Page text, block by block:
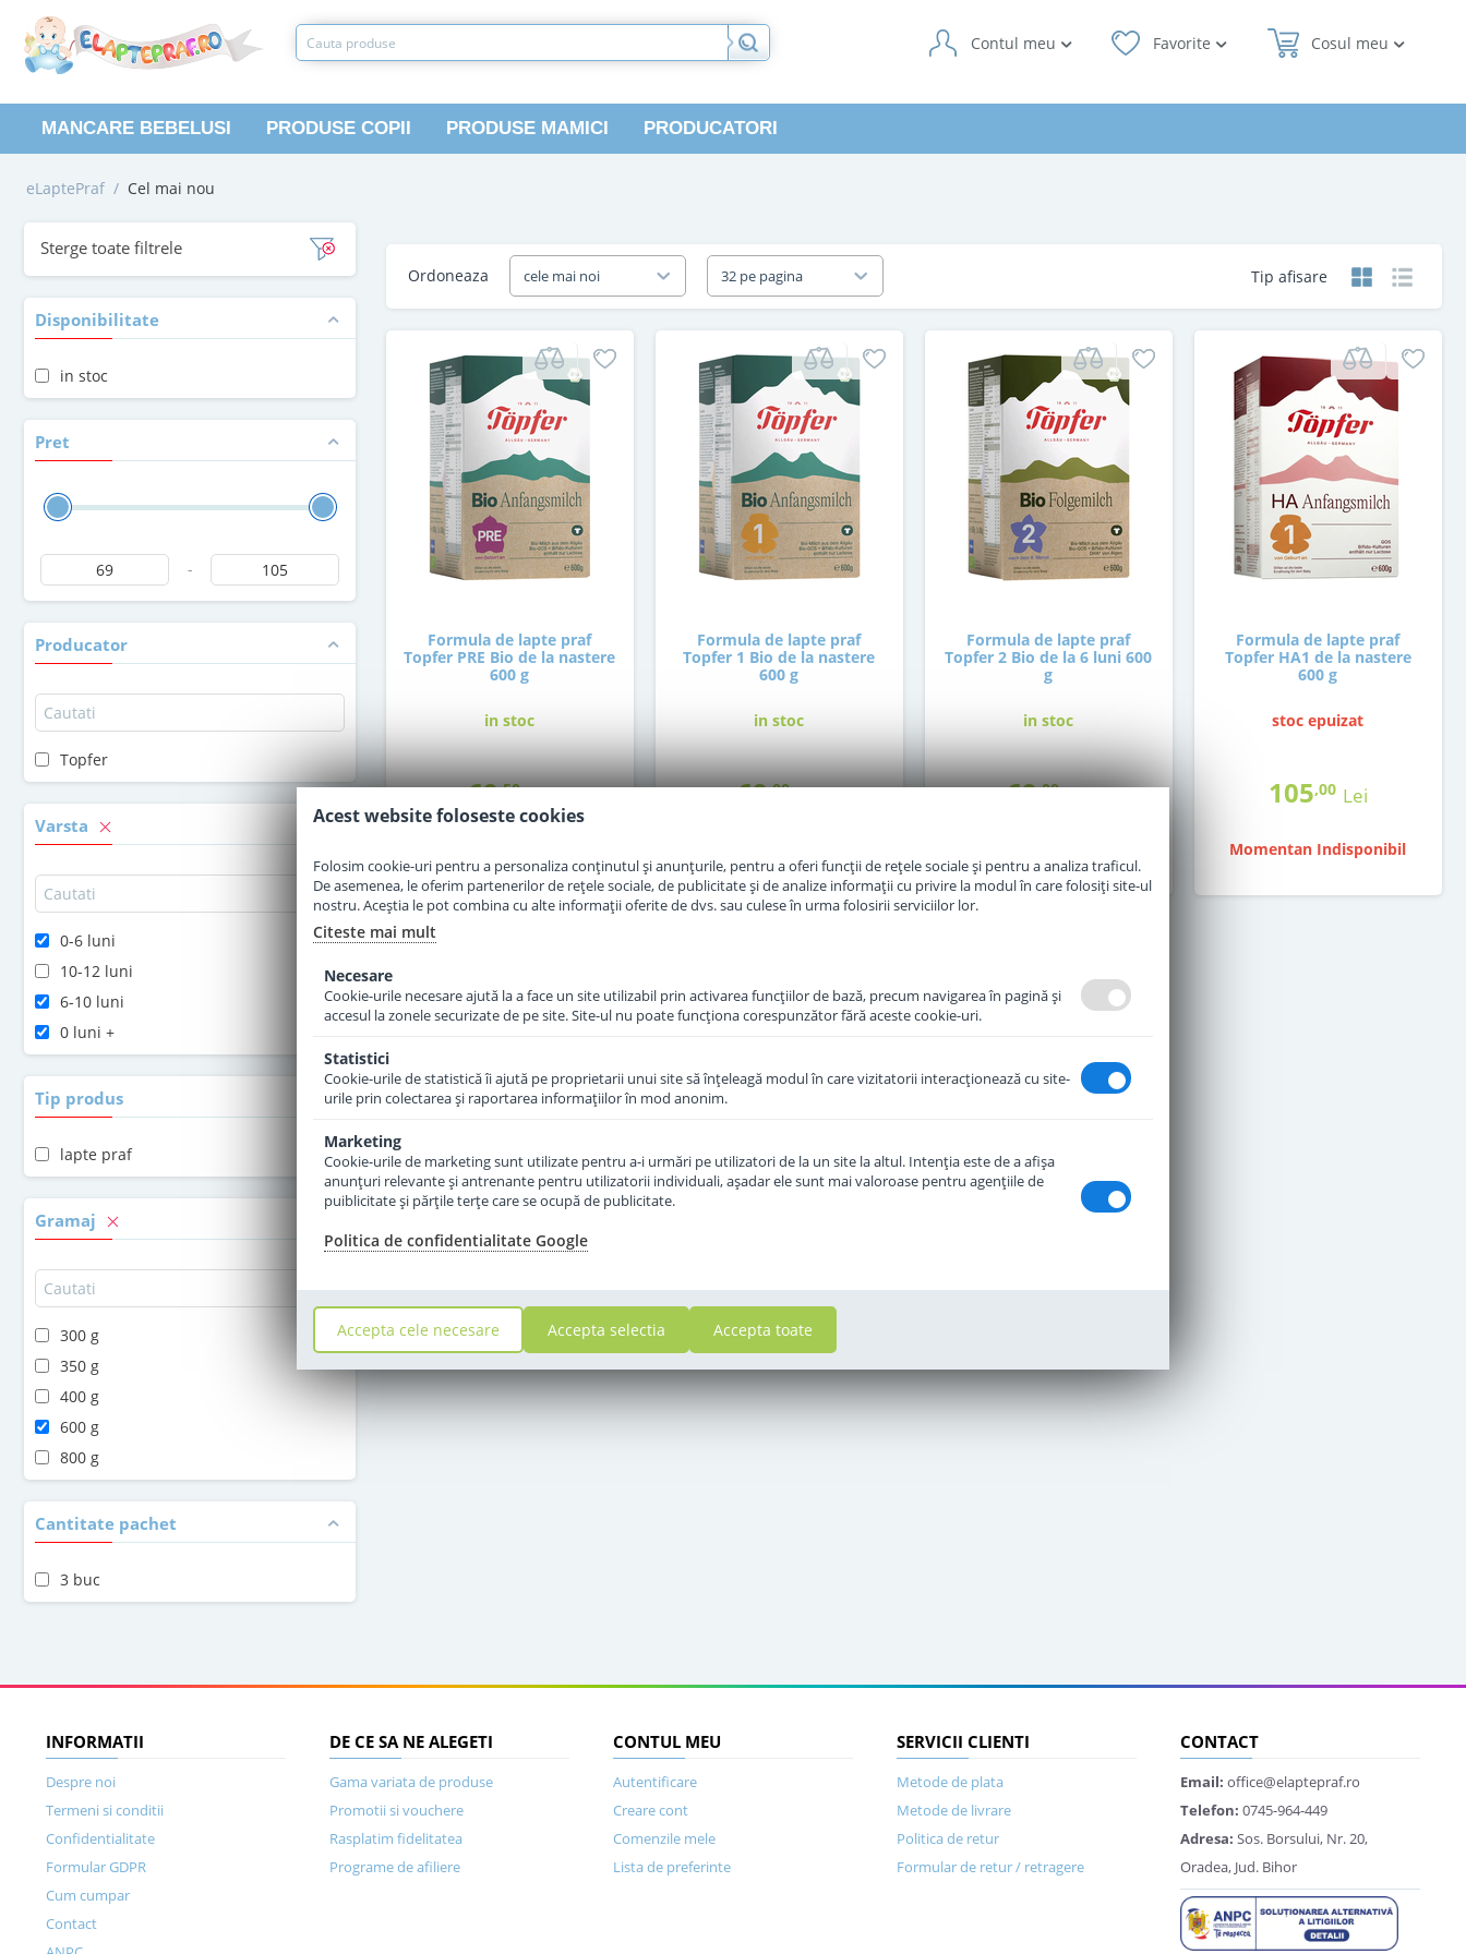
Cosul meu
Favorite
Contul meu
MANCARE BEBELUSI PRODUSE COPII PRODUSE MAMICI PRODUCATORI
eLaptePraf / Cel mai nou
Sterge toate filtrele
Disponibilitate
in stoc
Pret
-
Producator
Topfer
Varsta
0-6 luni
10-12 luni
6-10 luni
0 luni +
Tip produs
lapte praf
Gramaj
300 g
350 g
400 g
600 g
800 g
Cantitate pachet
3 buc
Tip afisare
Ordoneaza cele mai noi 32 pe pagina
Formula de lapte praf
Topfer PRE Bio de la nastere
600 g
in stoc
69,50 Lei
Formula de lapte praf
Topfer 1 Bio de la nastere
600 g
in stoc
69,00 Lei
Formula de lapte praf
Topfer 2 Bio de la 6 luni 600
g
in stoc
69,00 Lei
Formula de lapte praf
Topfer HA1 de la nastere
600 g
stoc epuizat
105,00 Lei
Momentan Indisponibil
INFORMATII
Despre noi
Termeni si conditii
Confidentialitate
Formular GDPR
Cum cumpar
Contact
DE CE SA NE ALEGETI
Gama variata de produse
Promotii si vouchere
Rasplatim fidelitatea
Programe de afiliere
CONTUL MEU
Autentificare
Creare cont
Comenzile mele
Lista de preferinte
SERVICII CLIENTI
Metode de plata
Metode de livrare
Politica de retur
Formular de retur / retragere
CONTACT
Email: office@elaptepraf.ro
Telefon: 0745-964-449
Adresa: Sos. Borsului, Nr. 20,
Oradea, Jud. Bihor
Acest website foloseste cookies
Folosim cookie-uri pentru a personaliza conținutul și anunțurile, pentru a oferi funcții de rețele sociale și pentru a analiza traficul.
De asemenea, le oferim partenerilor de rețele sociale, de publicitate și de analize informații cu privire la modul în care folosiți site-ul
nostru. Aceștia le pot combina cu alte informații oferite de dvs. sau culese în urma folosirii serviciilor lor.
Citeste mai mult
Necesare
Cookie-urile necesare ajută la a face un site utilizabil prin activarea funcţiilor de bază, precum navigarea în pagină şi
accesul la zonele securizate de pe site. Site-ul nu poate funcţiona corespunzător fără aceste cookie-uri.
Statistici
Cookie-urile de statistică îi ajută pe proprietarii unui site să înţeleagă modul în care vizitatorii interacţionează cu site-
urile prin colectarea şi raportarea informaţiilor în mod anonim.
Marketing
Cookie-urile de marketing sunt utilizate pentru a-i urmări pe utilizatori de la un site la altul. Intenţia este de a afişa
anunţuri relevante şi antrenante pentru utilizatorii individuali, aşadar ele sunt mai valoroase pentru agenţiile de
puiblicitate şi părţile terţe care se ocupă de publicitate.
Politica de confidentialitate Google
Accepta cele necesare Accepta selectia Accepta toate